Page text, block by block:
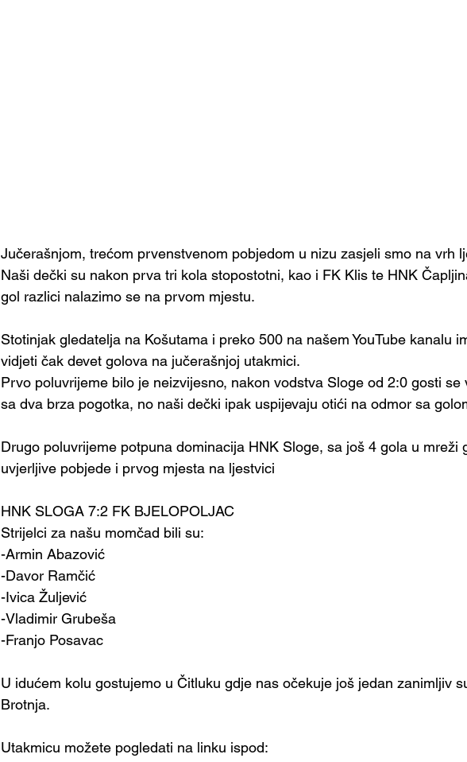
Jučerašnjom, trećom prvenstvenom pobjedom u nizu zasjeli smo na vrh
Naši dečki su nakon prva tri kola stopostotni, kao i FK Klis te HNK
gol razlici nalazimo se na prvom mjestu.
Stotinjak gledatelja na Košutama i preko 500 na našem YouTube kanalu
vidjeti čak devet golova na jučerašnjoj utakmici.
Prvo poluvrijeme bilo je neizvijesno, nakon vodstva Sloge od 2:0 gosti se
sa dva brza pogotka, no naši dečki ipak uspijevaju otići na odmor sa
Drugo poluvrijeme potpuna dominacija HNK Sloge, sa još 4 gola u mreži
uvjerljive pobjede i prvog mjesta na ljestvici
HNK SLOGA 7:2 FK BJELOPOLJAC
Strijelci za našu momčad bili su:
-Armin Abazović
-Davor Ramčić
-Ivica Žuljević
-Vladimir Grubeša
-Franjo Posavac
U idućem kolu gostujemo u Čitluku gdje nas očekuje još jedan zanimljiv
Brotnja.
Utakmicu možete pogledati na linku ispod: